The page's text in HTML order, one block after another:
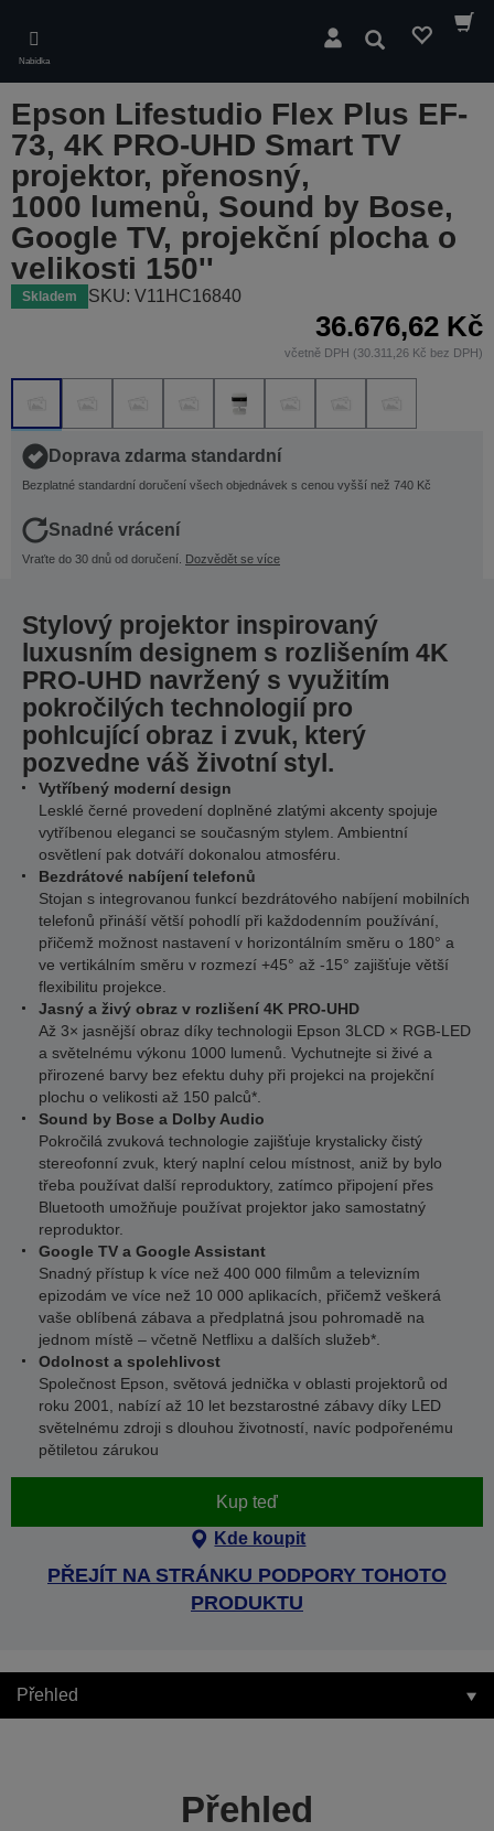
main
content
Nabídka
Hledat
Epson Lifestudio Flex Plus EF-
73, 4K PRO-UHD Smart TV
projektor, přenosný,
1000 lumenů, Sound by Bose,
Google TV, projekční plocha o
velikosti 150''
Skladem SKU: V11HC16840
36.676,62 Kč
včetně DPH (30.311,26 Kč bez DPH)
Doprava zdarma standardní
Bezplatné standardní doručení všech objednávek s cenou vyšší než 740 Kč
Snadné vrácení
Vraťte do 30 dnů od doručení. Dozvědět se více
Stylový projektor inspirovaný
luxusním designem s rozlišením 4K
PRO-UHD navržený s využitím
pokročilých technologií pro
pohlcující obraz i zvuk, který
pozvedne váš životní styl.
Vytříbený moderní design
Lesklé černé provedení doplněné zlatými akcenty spojuje
vytříbenou eleganci se současným stylem. Ambientní
osvětlení pak dotváří dokonalou atmosféru.
Bezdrátové nabíjení telefonů
Stojan s integrovanou funkcí bezdrátového nabíjení mobilních
telefonů přináší větší pohodlí při každodenním používání,
přičemž možnost nastavení v horizontálním směru o 180° a
ve vertikálním směru v rozmezí +45° až -15° zajišťuje větší
flexibilitu projekce.
Jasný a živý obraz v rozlišení 4K PRO-UHD
Až 3× jasnější obraz díky technologii Epson 3LCD × RGB-LED
a světelnému výkonu 1000 lumenů. Vychutnejte si živé a
přirozené barvy bez efektu duhy při projekci na projekční
plochu o velikosti až 150 palců*.
Sound by Bose a Dolby Audio
Pokročilá zvuková technologie zajišťuje krystalicky čistý
stereofonní zvuk, který naplní celou místnost, aniž by bylo
třeba používat další reproduktory, zatímco připojení přes
Bluetooth umožňuje používat projektor jako samostatný
reproduktor.
Google TV a Google Assistant
Snadný přístup k více než 400 000 filmům a televizním
epizodám ve více než 10 000 aplikacích, přičemž veškerá
vaše oblíbená zábava a předplatná jsou pohromadě na
jednom místě – včetně Netflixu a dalších služeb*.
Odolnost a spolehlivost
Společnost Epson, světová jednička v oblasti projektorů od
roku 2001, nabízí až 10 let bezstarostné zábavy díky LED
světelnému zdroji s dlouhou životností, navíc podpořenému
pětiletou zárukou
Kup teď
Kde koupit
PŘEJÍT NA STRÁNKU PODPORY TOHOTO
PRODUKTU
Přehled
Přehled